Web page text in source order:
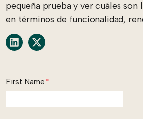
pequeña prueba y ver cuáles son
en términos de funcionalidad,
Share on LinkedIn
Share on X
First Name *